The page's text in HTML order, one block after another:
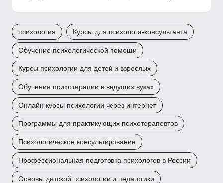
психология Курсы для психолога-консультанта
Обучение психологической помощи
Курсы психологии для детей и взрослых
Обучение психотерапии в ведущих вузах
Онлайн курсы психологии через интернет
Программы для практикующих психотерапевтов
Психологическое консультирование
Профессиональная подготовка психологов в России
Основы детской психологии и педагогики